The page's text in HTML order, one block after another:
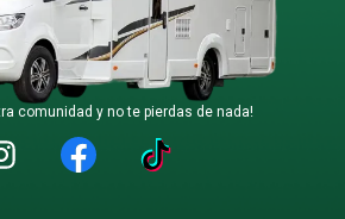
comunidad y no te pierdas de nada!